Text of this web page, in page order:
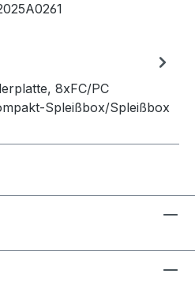
8xFC/PC
Spleißbox/Spleißbox